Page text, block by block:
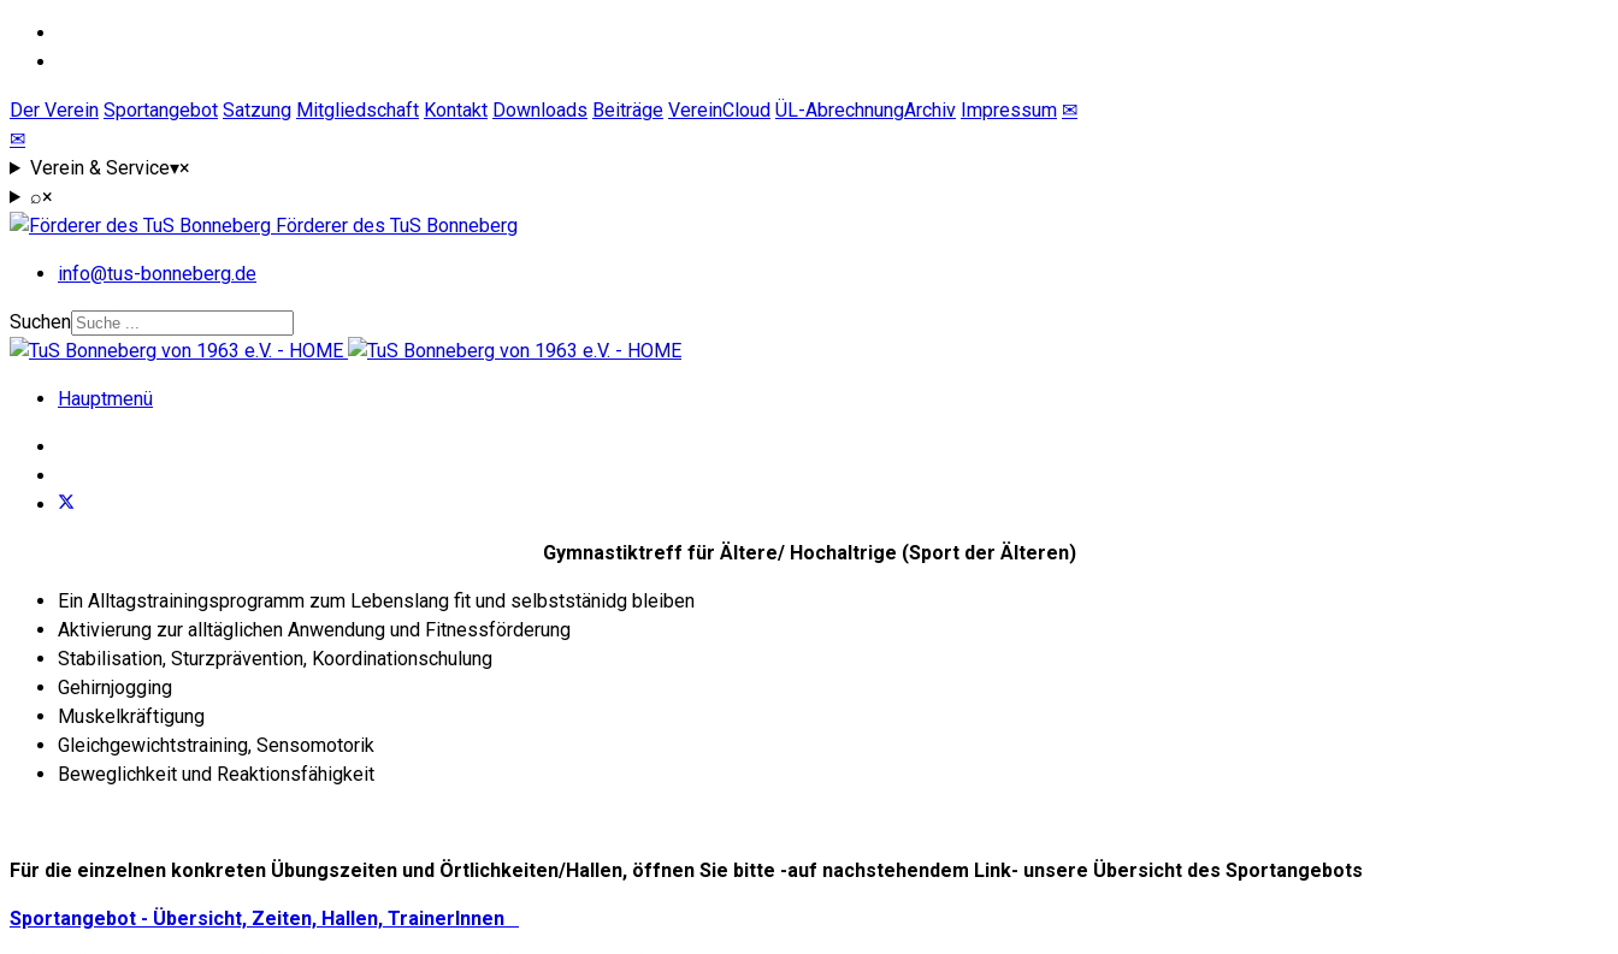
Der Verein Sportangebot Satzung Mitgliedschaft Kontakt Downloads Beiträge VereinCloud ÜL-AbrechnungArchiv Impressum ✉
✉
Verein & Service▾×
⌕×
Förderer des TuS Bonneberg
info@tus-bonneberg.de
Suchen
Hauptmenü
Gymnastiktreff für Ältere/ Hochaltrige (Sport der Älteren)
Ein Alltagstrainingsprogramm zum Lebenslang fit und selbststänidg bleiben
Aktivierung zur alltäglichen Anwendung und Fitnessförderung
Stabilisation, Sturzprävention, Koordinationschulung
Gehirnjogging
Muskelkräftigung
Gleichgewichtstraining, Sensomotorik
Beweglichkeit und Reaktionsfähigkeit
Für die einzelnen konkreten Übungszeiten und Örtlichkeiten/Hallen, öffnen Sie bitte -auf nachstehendem Link- unsere Übersicht des Sportangebots
Sportangebot - Übersicht, Zeiten, Hallen, TrainerInnen